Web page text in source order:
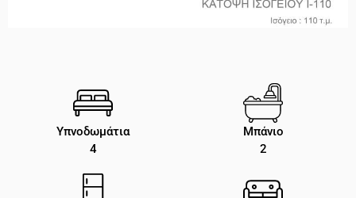
Υπνοδωμάτια
4
Μπάνιο
2